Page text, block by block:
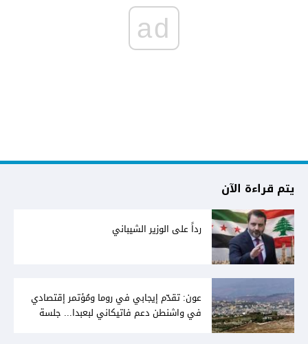
ad
يتم قراءة الآن
رداً على الوزير الشيباني
عون: تقدّم إيجابي في روما ومُؤتمر إقتصادي
في واشنطن دعم فاتيكاني لبعبدا... جلسة